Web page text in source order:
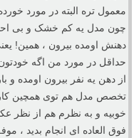
چون مدل یه کم خشک و بی
دهنش اومده بیرون ، همین!
حداقل در مورد من اگه
از دهن یه نفر بیرون اومده و
تخصص مدل هم توی همچین
خوبیه و به نظرم هم از نظر
فوق العاده ای انجام بدید ،